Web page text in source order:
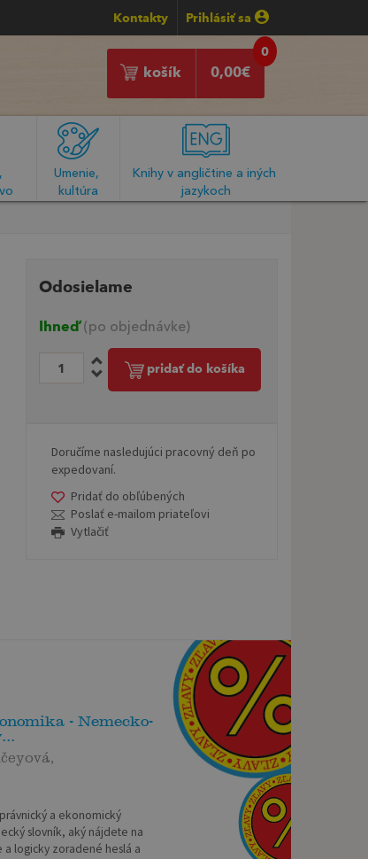
Kontakty Prihlásiť sa
0
0,00€
košík
Umenie,
kultúra
Knihy v angličtine a iných
jazykoch
Odosielame
Ihneď(po objednávke)
pridať do košíka
Doručíme nasledujúci pracovný deň po
expedovaní.
Pridať do obľúbených
Poslať e-mailom priateľovi
Vytlačiť
- Nemecko-
a ekonomický
slovník, aký nájdete na
a logicky zoradené heslá a